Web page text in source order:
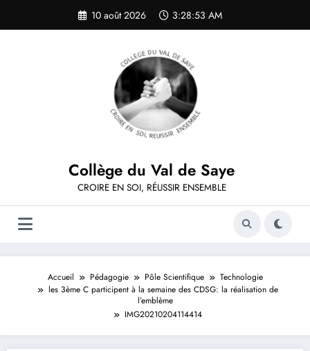
contenu
10 août 2026 3:28:53 AM
Collège du Val de Saye
CROIRE EN SOI, RÉUSSIR ENSEMBLE
Accueil Pédagogie Pôle Scientifique
Technologie
les 3ème C participent à la semaine des CDSG: la réalisation de
l’emblème
IMG20210204114414